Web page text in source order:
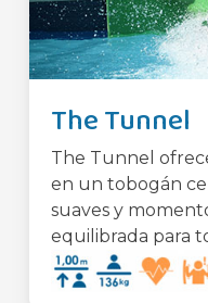
The Tunnel
The Tunnel
en un tobogán
suaves y
equilibrada para